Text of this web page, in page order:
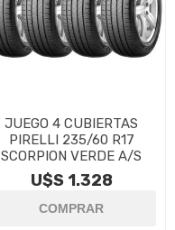
JUEGO 4 CUBIERTAS
PIRELLI 235/60 R17
SCORPION VERDE A/S
U$S 1.328